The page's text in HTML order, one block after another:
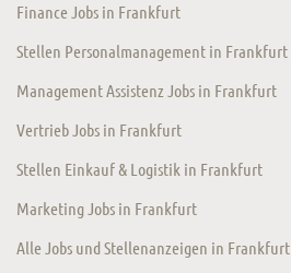
Finance Jobs in Frankfurt
Stellen Personalmanagement in Frankfurt
Management Assistenz Jobs in Frankfurt
Vertrieb Jobs in Frankfurt
Stellen Einkauf & Logistik in Frankfurt
Marketing Jobs in Frankfurt
Alle Jobs und Stellenanzeigen in Frankfurt